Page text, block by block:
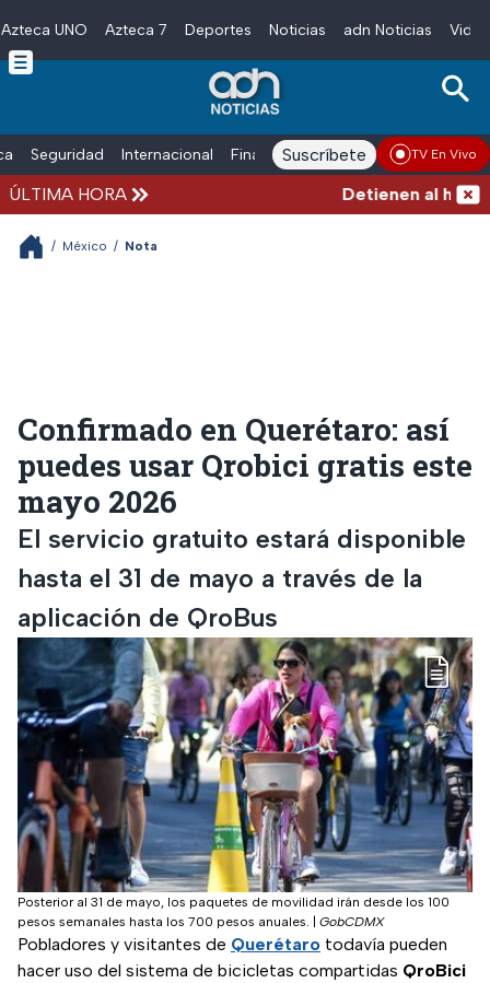
Skip to main content
Azteca UNO Azteca 7 Deportes Noticias adn Noticias
Seguridad Internacional Finanzas adn Noticias Radio
Suscríbete TV En Vivo
ÚLTIMA HORA Detienen al
/ México / Nota
Confirmado en Querétaro: así
puedes usar Qrobici gratis este
mayo 2026
El servicio gratuito estará disponible
hasta el 31 de mayo a través de la
aplicación de QroBus
Posterior al 31 de mayo, los paquetes de movilidad irán desde los 100
pesos semanales hasta los 700 pesos anuales.
GobCDMX
Pobladores y visitantes de Querétaro todavía pueden
hacer uso del sistema de bicicletas compartidas QroBici